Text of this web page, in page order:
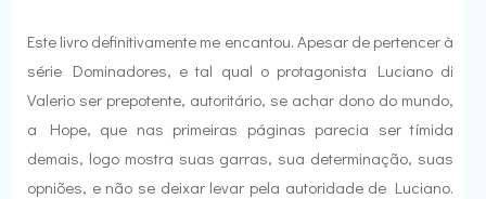
Este livro definitivamente me encantou. Apesar de pertencer à
série Dominadores, e tal qual o protagonista Luciano di
Valerio ser prepotente, autoritário, se achar dono do mundo,
a Hope, que nas primeiras páginas parecia ser tímida
demais, logo mostra suas garras, sua determinação, suas
opniões, e não se deixar levar pela autoridade de Luciano.